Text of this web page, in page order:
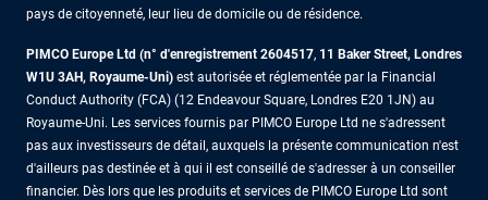
pays de citoyenneté, leur lieu de domicile ou de résidence.
PIMCO Europe Ltd (n° d'enregistrement 2604517, 11 Baker Street, Londres
W1U 3AH, Royaume-Uni) est autorisée et réglementée par la Financial
Conduct Authority (FCA) (12 Endeavour Square, Londres E20 1JN) au
Royaume-Uni. Les services fournis par PIMCO Europe Ltd ne s'adressent
pas aux investisseurs de détail, auxquels la présente communication n'est
d'ailleurs pas destinée et à qui il est conseillé de s'adresser à un conseiller
financier. Dès lors que les produits et services de PIMCO Europe Ltd sont